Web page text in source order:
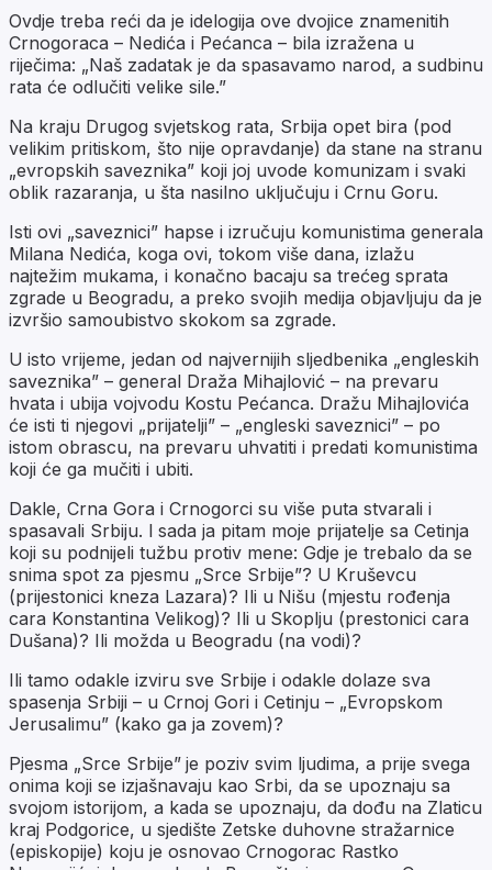
Ovdje treba reći da je idelogija ove dvojice znamenitih
Crnogoraca – Nedića i Pećanca – bila izražena u
riječima: „Naš zadatak je da spasavamo narod, a sudbinu
rata će odlučiti velike sile.”
Na kraju Drugog svjetskog rata, Srbija opet bira (pod
velikim pritiskom, što nije opravdanje) da stane na stranu
„evropskih saveznika” koji joj uvode komunizam i svaki
oblik razaranja, u šta nasilno uključuju i Crnu Goru.
Isti ovi „saveznici” hapse i izručuju komunistima generala
Milana Nedića, koga ovi, tokom više dana, izlažu
najtežim mukama, i konačno bacaju sa trećeg sprata
zgrade u Beogradu, a preko svojih medija objavljuju da je
izvršio samoubistvo skokom sa zgrade.
U isto vrijeme, jedan od najvernijih sljedbenika „engleskih
saveznika” – general Draža Mihajlović – na prevaru
hvata i ubija vojvodu Kostu Pećanca. Dražu Mihajlovića
će isti ti njegovi „prijatelji” – „engleski saveznici” – po
istom obrascu, na prevaru uhvatiti i predati komunistima
koji će ga mučiti i ubiti.
Dakle, Crna Gora i Crnogorci su više puta stvarali i
spasavali Srbiju. I sada ja pitam moje prijatelje sa Cetinja
koji su podnijeli tužbu protiv mene: Gdje je trebalo da se
snima spot za pjesmu „Srce Srbije”? U Kruševcu
(prijestonici kneza Lazara)? Ili u Nišu (mjestu rođenja
cara Konstantina Velikog)? Ili u Skoplju (prestonici cara
Dušana)? Ili možda u Beogradu (na vodi)?
Ili tamo odakle izviru sve Srbije i odakle dolaze sva
spasenja Srbiji – u Crnoj Gori i Cetinju – „Evropskom
Jerusalimu” (kako ga ja zovem)?
Pjesma „Srce Srbije” je poziv svim ljudima, a prije svega
onima koji se izjašnavaju kao Srbi, da se upoznaju sa
svojom istorijom, a kada se upoznaju, da dođu na Zlaticu
kraj Podgorice, u sjedište Zetske duhovne stražarnice
(episkopije) koju je osnovao Crnogorac Rastko